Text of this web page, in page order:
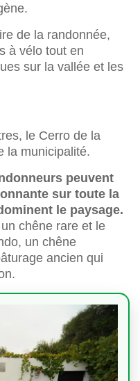
de la randonnée,
à vélo tout en
sur la vallée et les
le Cerro de la
la municipalité.
peuvent
sur toute la
le paysage.
chêne rare et le
un chêne
ancien qui